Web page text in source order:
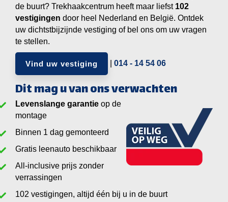
de buurt? Trekhaakcentrum heeft maar liefst
vestigingen door heel Nederland en België. Ontdek
uw dichtstbijzijnde vestiging of bel ons om uw vragen
te stellen.
Vind uw vestiging 014 - 14 54 06
Dit mag u van ons verwachten
Levenslange garantie op de
montage
Binnen 1 dag gemonteerd
Gratis leenauto beschikbaar
All-inclusive prijs zonder
verrassingen
vestigingen, altijd één bij u in de buurt